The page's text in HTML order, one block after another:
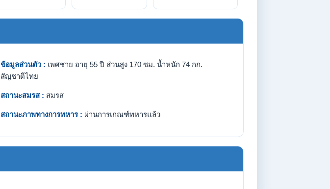
ข้อมูลส่วนตัว : เพศชาย อายุ 55 ปี ส่วนสูง 170 ซม. น้ำหนัก 74 กก.
สัญชาติไทย
สถานะสมรส : สมรส
สถานะภาพทางการทหาร : ผ่านการเกณฑ์ทหารแล้ว